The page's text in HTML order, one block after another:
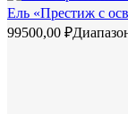
Ель «Престиж с
99500,00 ₽